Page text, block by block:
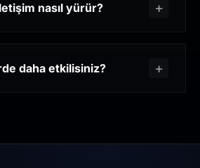
nasıl yürür?
daha etkilisiniz?